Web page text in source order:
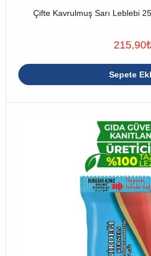
Çifte Kavrulmuş Sarı Leblebi
215,90
Sepete